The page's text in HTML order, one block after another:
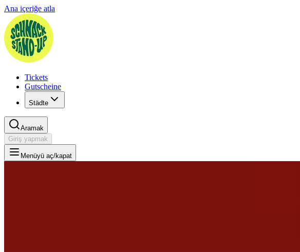
Ana içeriğe atla
Tickets
Gutscheine
Städte
Aramak
Giriş yapmak
Menüyü aç/kapat